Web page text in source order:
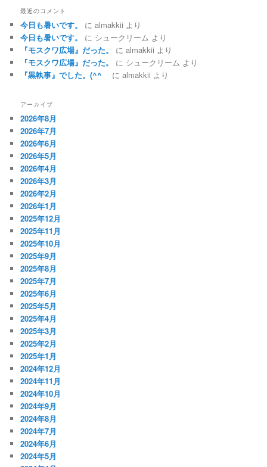
最近のコメント
今日も暑いです。 にalmakkii より
今日も暑いです。
に シュークリーム より
『モスクワ広場』だった。
にalmakkii より
『モスクワ広場』だった。
に シュークリーム より
『黒執事』でした。(^^ゞ
にalmakkii より
アーカイブ
2026年8月
2026年7月
2026年6月
2026年5月
2026年4月
2026年3月
2026年2月
2026年1月
2025年12月
2025年11月
2025年10月
2025年9月
2025年8月
2025年7月
2025年6月
2025年5月
2025年4月
2025年3月
2025年2月
2025年1月
2024年12月
2024年11月
2024年10月
2024年9月
2024年8月
2024年7月
2024年6月
2024年5月